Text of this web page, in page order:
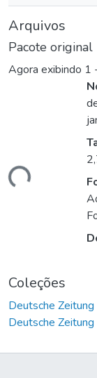
Arquivos
Pacote original
Agora exibindo 1
Coleções
Deutsche Zeitung
Deutsche Zeitung